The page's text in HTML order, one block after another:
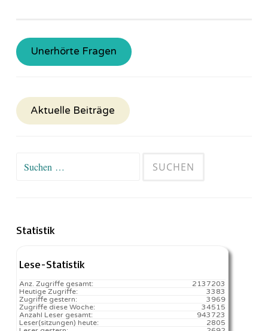
Unerhörte Fragen
Aktuelle Beiträge
Suchen
Statistik
Lese-Statistik
2137203
Anz. Zugriffe gesamt:
3383
Heutige Zugriffe:
3969
Zugriffe gestern:
34515
Zugriffe diese Woche:
943723
Anzahl Leser gesamt:
2805️
Leser(sitzungen) heute: